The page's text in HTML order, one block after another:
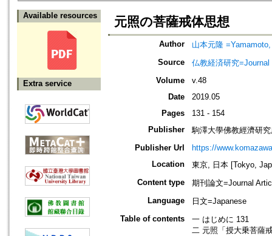
Available resources
Extra service
元照の菩薩戒体思想
Author
山本元隆
Source
仏教経済研究
Volume
v.48
Date
2019.05
Pages
131 - 154
Publisher
駒澤大學佛教經濟研
Publisher Url
https://
Location
東京, 日本 [Tokyo,
Content type
期刊論文=Journal
Language
日文=Japanese
Table of contents
一 はじめに 131
二 元照「授大乗菩薩